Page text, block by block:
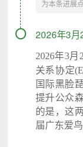
为本条进展
2026年3月
2026年3月
关系协定
国际黑脸
提升公众
的是，这
届广东爱